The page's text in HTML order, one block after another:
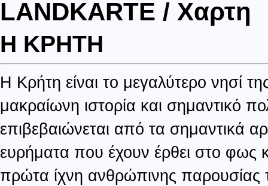
LANDKARTE / Χαρτη
Η ΚΡΗΤΗ
Η Κρήτη είναι το μεγαλύτερο νησί
μακραίωνη ιστορία και σημαντικό
επιβεβαιώνεται από τα σημαντικά
ευρήματα που έχουν έρθει στο φως
πρώτα ίχνη ανθρώπινης παρουσίας